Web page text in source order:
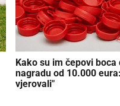
Kako su im čepovi boca
nagradu od 10.000
vjerovali"